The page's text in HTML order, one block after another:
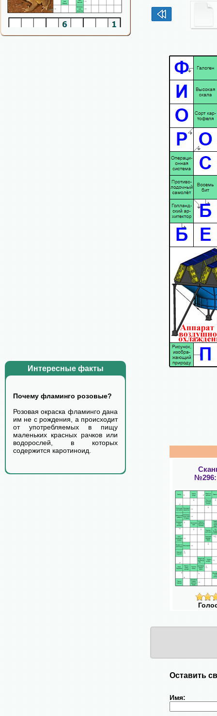
Интересные факты
Почему фламинго розовые?
Розовая окраска фламинго дана
им не с рождения, а происходит
от употребляемых в пищу
маленьких красных рачков или
водорослей, в которых
содержится каротиноид.
Оставить
Имя: